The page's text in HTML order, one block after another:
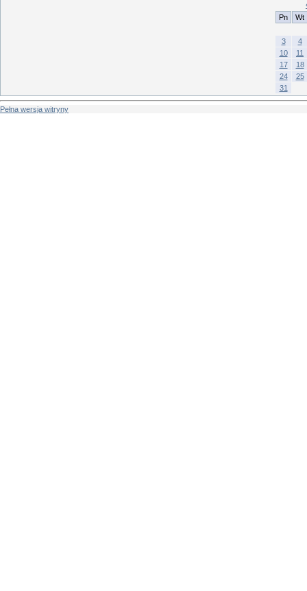
Pn
Wt
3
4
10
11
17
18
24
25
31
Pełna wersja witryny